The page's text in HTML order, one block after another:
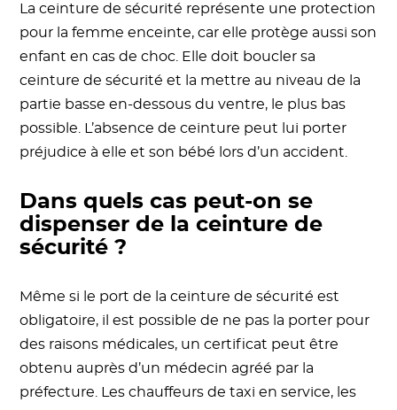
La ceinture de sécurité représente une protection
pour la femme enceinte, car elle protège aussi son
enfant en cas de choc. Elle doit boucler sa
ceinture de sécurité et la mettre au niveau de la
partie basse en-dessous du ventre, le plus bas
possible. L’absence de ceinture peut lui porter
préjudice à elle et son bébé lors d’un accident.
Dans quels cas peut-on se
dispenser de la ceinture de
sécurité ?
Même si le port de la ceinture de sécurité est
obligatoire, il est possible de ne pas la porter pour
des raisons médicales, un certificat peut être
obtenu auprès d’un médecin agréé par la
préfecture. Les chauffeurs de taxi en service, les